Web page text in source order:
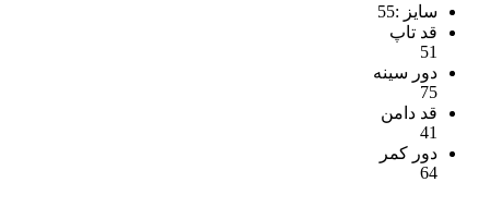
سایز :55
قد تاپ
51
دور سینه
75
قد دامن
41
دور کمر
64